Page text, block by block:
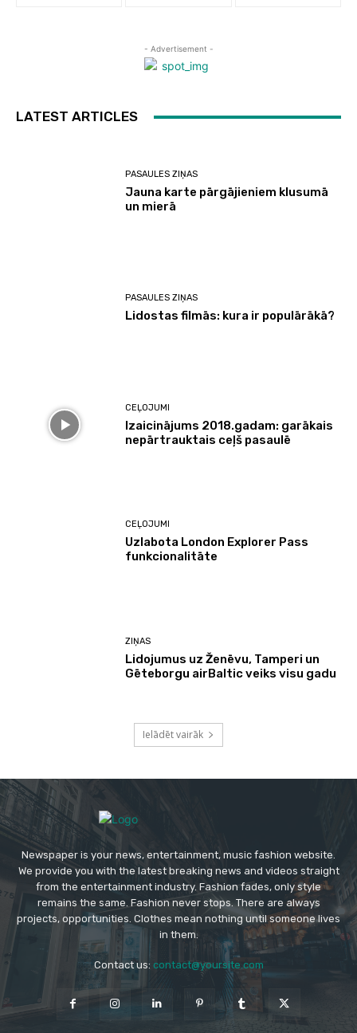
- Advertisement -
LATEST ARTICLES
PASAULES ZIŅAS
Jauna karte pārgājieniem klusumā
un mierā
PASAULES ZIŅAS
Lidostas filmās: kura ir populārākā?
CEĻOJUMI
Izaicinājums 2018.gadam: garākais
nepārtrauktais ceļš pasaulē
CEĻOJUMI
Uzlabota London Explorer Pass
funkcionalitāte
ZIŅAS
Lidojumus uz Ženēvu, Tamperi un
Gēteborgu airBaltic veiks visu gadu
Ielādēt vairāk
Newspaper is your news, entertainment, music fashion website.
We provide you with the latest breaking news and videos straight
from the entertainment industry. Fashion fades, only style
remains the same. Fashion never stops. There are always
projects, opportunities. Clothes mean nothing until someone lives
in them.
Contact us: contact@yoursite.com